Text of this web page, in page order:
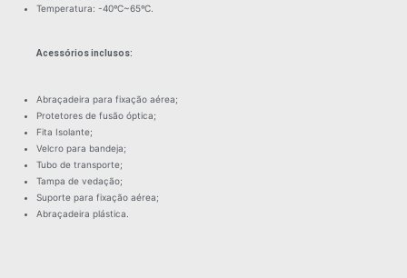
Temperatura: -40ºC~65ºC.
Acessórios inclusos:
Abraçadeira para fixação aérea;
Protetores de fusão óptica;
Fita Isolante;
Velcro para bandeja;
Tubo de transporte;
Tampa de vedação;
Suporte para fixação aérea;
Abraçadeira plástica.